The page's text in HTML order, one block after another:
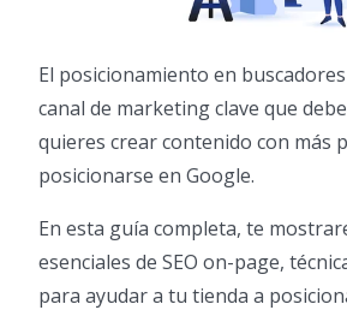
El posicionamiento en buscadores
canal de marketing clave que
quieres crear contenido con más
posicionarse en Google.
En esta guía completa, te
esenciales de SEO on-page,
para ayudar a tu tienda a